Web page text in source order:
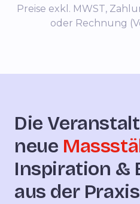
Preise exkl. MWST,
oder Rechnung
Die
neue
Inspiration &
aus der